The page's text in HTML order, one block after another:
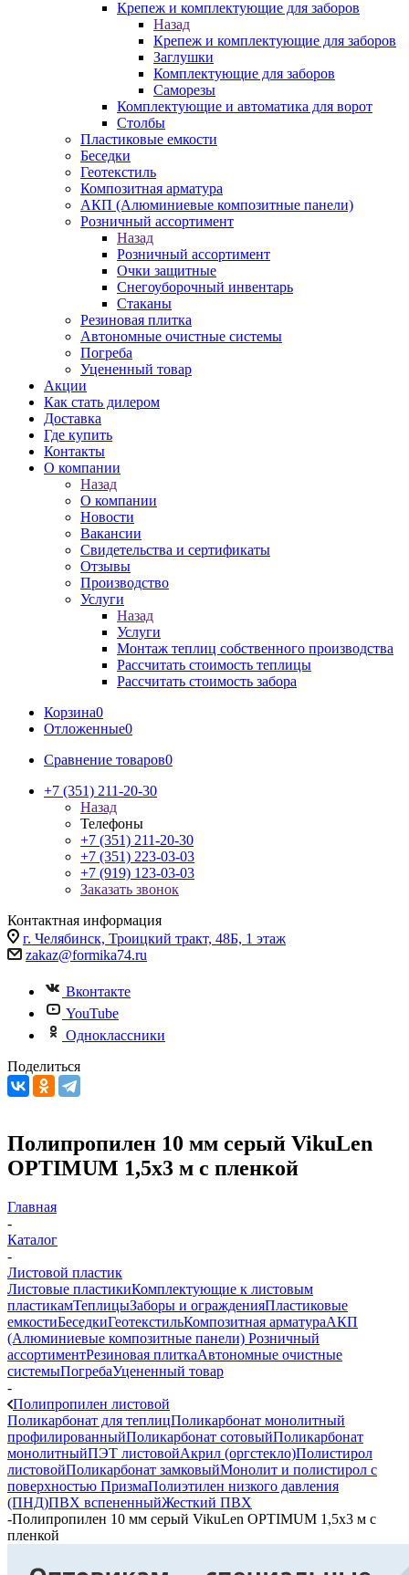
Крепеж и комплектующие для заборов
Назад
Крепеж и комплектующие для заборов
Заглушки
Комплектующие для заборов
Саморезы
Комплектующие и автоматика для ворот
Столбы
Пластиковые емкости
Беседки
Геотекстиль
Композитная арматура
АКП (Алюминиевые композитные панели)
Розничный ассортимент
Назад
Розничный ассортимент
Очки защитные
Снегоуборочный инвентарь
Стаканы
Резиновая плитка
Автономные очистные системы
Погреба
Уцененный товар
Акции
Как стать дилером
Доставка
Где купить
Контакты
О компании
Назад
О компании
Новости
Вакансии
Свидетельства и сертификаты
Отзывы
Производство
Услуги
Назад
Услуги
Монтаж теплиц собственного производства
Рассчитать стоимость теплицы
Рассчитать стоимость забора
Корзина0
Отложенные0
Сравнение товаров0
+7 (351) 211-20-30
Назад
Телефоны
+7 (351) 211-20-30
+7 (351) 223-03-03
+7 (919) 123-03-03
Заказать звонок
Контактная информация
г. Челябинск, Троицкий тракт, 48Б, 1 этаж
zakaz@formika74.ru
Вконтакте
YouTube
Одноклассники
Поделиться
Полипропилен 10 мм серый VikuLen
OPTIMUM 1,5х3 м с пленкой
Главная
-
Каталог
-
Листовой пластик
Листовые пластикиКомплектующие к листовым
пластикамТеплицыЗаборы и огражденияПластиковые
емкостиБеседкиГеотекстильКомпозитная арматураАКП
(Алюминиевые композитные панели) Розничный
ассортиментРезиновая плиткаАвтономные очистные
системыПогребаУцененный товар
-
Полипропилен листовой
Поликарбонат для теплицПоликарбонат монолитный
профилированныйПоликарбонат сотовыйПоликарбонат
монолитныйПЭТ листовойАкрил (оргстекло)Полистирол
листовойПоликарбонат замковыйМонолит и полистирол с
поверхностью ПризмаПолиэтилен низкого давления
(ПНД)ПВХ вспененныйЖесткий ПВХ
-Полипропилен 10 мм серый VikuLen OPTIMUM 1,5х3 м с
пленкой